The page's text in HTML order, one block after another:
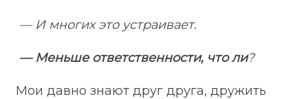
— И многих это устраивает.
— Меньше ответственности, что ли?
Мои давно знают друг друга, дружить